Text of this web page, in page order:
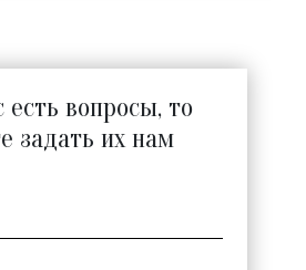
есть вопросы, то
задать их нам